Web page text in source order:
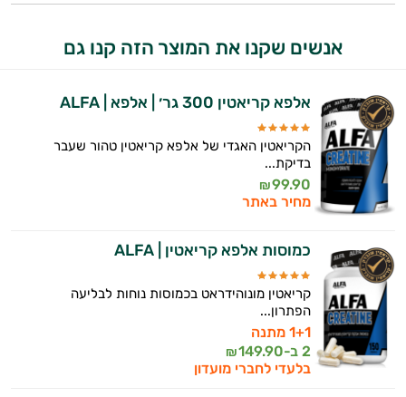
אנשים שקנו את המוצר הזה קנו גם
אלפא קריאטין 300 גר׳ | אלפא | ALFA
הקריאטין האגדי של אלפא קריאטין טהור שעבר
בדיקת...
99.90
₪
מחיר באתר
כמוסות אלפא קריאטין | ALFA
קריאטין מונוהידראט בכמוסות נוחות לבליעה
הפתרון...
1+1 מתנה
2 ב-
149.90
₪
בלעדי לחברי מועדון
ותזונת הספורט.
התזונה ומוצרי הבריאות המדויקים למטרות
ולמצב הגופני שלך, ולהסביר לך אילו רכיבים
עובדים יחד כדי למקסם תוצאות גם בחיי היום
יום וגם בתחום הכושר והספורט.
המטרה שלי היא להתאים עבורך המלצות
זה הזמן להתחיל. איך אוכל לעזור?